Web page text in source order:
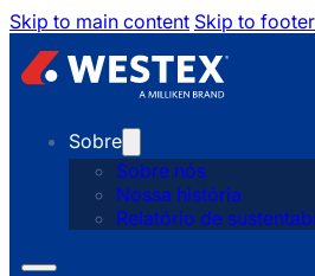
Skip to main content Skip to footer
Sobre
Sobre nós
Nossa história
Relatório de